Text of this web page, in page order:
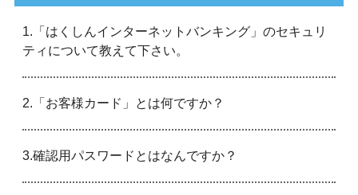
1.「はくしんインターネットバンキング」のセキュリ
ティについて教えて下さい。
2.「お客様カード」とは何ですか？
3.確認用パスワードとはなんですか？